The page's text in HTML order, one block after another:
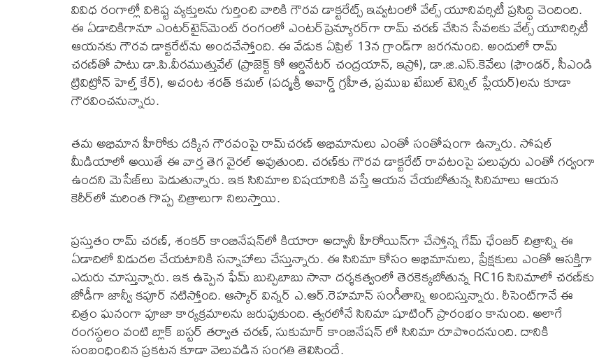
వివిధ రంగాల్లో విశిష్ట వ్య‌క్తుల‌ను గుర్తించి వారికి గౌర‌వ డాక్ట‌రేట్స్ ఇవ్వ‌టంలో వేల్స్ యూనివ‌ర్సిటీ ప్ర‌సిద్ధి చెందింది.
ఈ ఏడాదికిగానూ ఎంట‌ర్‌టైన్‌మెంట్ రంగంలో ఎంట‌ర్‌ప్రెన్యూర‌ర్‌గా రామ్ చరణ్ చేసిన సేవ‌ల‌కు వేల్స్ యూనిర్సిటీ
ఆయ‌న‌కు గౌర‌వ డాక్ట‌రేట్‌ను అంద‌చేస్తోంది. ఈ వేడుక ఏప్రిల్ 13న గ్రాండ్‌గా జ‌ర‌గ‌నుంది. అందులో రామ్
చ‌ర‌ణ్‌తో పాటు డా.పి.వీర‌ముత్తువేల్ (ప్రాజెక్ట్ కో ఆర్డినేట‌ర్ చంద్ర‌యాన్‌, ఇస్రో), డా.జి.ఎస్‌.కెవేలు (ఫౌండ‌ర్‌, సీఎండి
ట్రివిట్రోన్ హెల్త్ కేర్‌), అచంట శ‌ర‌త్ క‌మ‌ల్ (ప‌ద్మ‌శ్రీ అవార్డ్ గ్ర‌హీత‌, ప్ర‌ముఖ టేబుల్ టెన్నిల్ ప్లేయ‌ర్‌)ల‌ను కూడా
గౌర‌వించ‌నున్నారు.
త‌మ అభిమాన హీరోకు ద‌క్కిన గౌర‌వంపై రామ్‌చ‌ర‌ణ్ అభిమానులు ఎంతో సంతోషంగా ఉన్నారు. సోష‌ల్
మీడియాలో అయితే ఈ వార్త తెగ వైర‌ల్ అవుతుంది. చ‌ర‌ణ్‌కు గౌర‌వ డాక్ట‌రేట్ రావ‌టంపై ప‌లువురు ఎంతో గ‌ర్వంగా
ఉంద‌ని మెసేజ్‌లు పెడుతున్నారు. ఇక సినిమాల విష‌యానికి వ‌స్తే ఆయ‌న చేయ‌బోతున్న సినిమాలు ఆయ‌న
కెరీర్‌లో మరింత గొప్ప చిత్రాలుగా నిలుస్తాయి.
ప్ర‌స్తుతం రామ్ చ‌ర‌ణ్‌, శంక‌ర్ కాంబినేష‌న్‌లో కియారా అద్వానీ హీరోయిన్‌గా చేస్తోన్న గేమ్ ఛేంజ‌ర్ చిత్రాన్ని ఈ
ఏడాదిలో విడుద‌ల చేయ‌టానికి స‌న్నాహాలు చేస్తున్నారు. ఈ సినిమా కోసం అభిమానులు, ప్రేక్ష‌కులు ఎంతో ఆస‌క్తిగా
ఎదురు చూస్తున్నారు. ఇక ఉప్పెన ఫేమ్ బుచ్చిబాబు సానా ద‌ర్శ‌క‌త్వంలో తెర‌కెక్క‌బోతున్న RC16 సినిమాలో చ‌ర‌ణ్‌కు
జోడీగా జాన్వీ క‌పూర్ న‌టిస్తోంది. ఆస్కార్ విన్న‌ర్ ఎ.ఆర్‌.రెహ‌మాన్ సంగీతాన్ని అందిస్తున్నారు. రీసెంట్‌గానే ఈ
చిత్రం ఘ‌నంగా పూజా కార్య‌క్ర‌మాల‌ను జ‌రుపుకుంది. త్వ‌ర‌లోనే సినిమా షూటింగ్ ప్రారంభం కానుంది. అలాగే
రంగ‌స్థ‌లం వంటి బ్లాక్ బ‌స్ట‌ర్ త‌ర్వాత చ‌ర‌ణ్‌, సుకుమార్ కాంబినేష‌న్ లో సినిమా రూపొంద‌నుంది. దానికి
సంబంధించిన ప్ర‌క‌ట‌న కూడా వెలువ‌డిన సంగ‌తి తెలిసిందే.